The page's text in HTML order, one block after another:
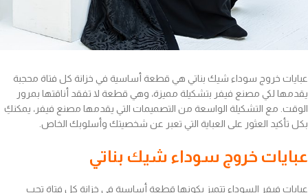
عبايات خروج سوداء شيك بناتي هي قطعة أساسية في خزانة كل فتاة محجبة
يقدمها لكي مصنع فيفر بتشكيلة مميزة، وهي قطعة لا تفقد أناقتها بمرور
الوقت. مع التشكيلة الواسعة من التصميمات التي يقدمها مصنع فيفر، يمكنكِ
بكل تأكيد العثور على العباية التي تعبر عن شخصيتك وأسلوبك الخاص.
عبايات خروج سوداء شيك بناتي
عبايات فيفر السوداء تتميز بكونها قطعة أساسية في خزانة كل فتاة تحب